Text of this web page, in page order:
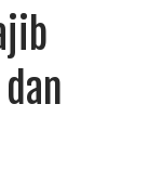
dan